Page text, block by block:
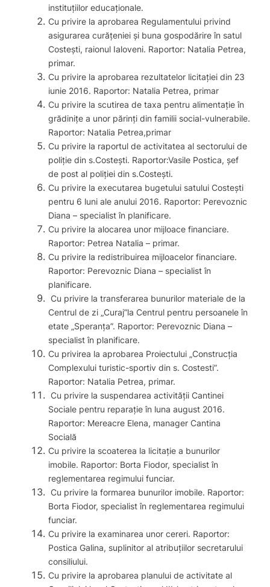
instituțiilor educaționale.
Cu privire la aprobarea Regulamentului privind
asigurarea curăţeniei şi buna gospodărire în satul
Costeşti, raionul Ialoveni. Raportor: Natalia Petrea,
primar.
Cu privire la aprobarea rezultatelor licitaţiei din 23
iunie 2016. Raportor: Natalia Petrea, primar
Cu privire la scutirea de taxa pentru alimentaţie în
grădiniţe a unor părinţi din familii social-vulnerabile.
Raportor: Natalia Petrea,primar
Cu privire la raportul de activitatea al sectorului de
poliţie din s.Costeşti. Raportor:Vasile Postica, şef
de post al poliţiei din s.Costeşti.
Cu privire la executarea bugetului satului Costeşti
pentru 6 luni ale anului 2016. Raportor: Perevoznic
Diana – specialist în planificare.
Cu privire la alocarea unor mijloace financiare.
Raportor: Petrea Natalia – primar.
Cu privire la redistribuirea mijloacelor financiare.
Raportor: Perevoznic Diana – specialist în
planificare.
Cu privire la transferarea bunurilor materiale de la
Centrul de zi „Curaj”la Centrul pentru persoanele în
etate „Speranţa”. Raportor: Perevoznic Diana –
specialist în planificare.
Cu privirea la aprobarea Proiectului „Construcţia
Complexului turistic-sportiv din s. Costesti”.
Raportor: Natalia Petrea, primar.
Cu privire la suspendarea activităţii Cantinei
Sociale pentru reparaţie în luna august 2016.
Raportor: Mereacre Elena, manager Cantina
Socială
Cu privire la scoaterea la licitaţie a bunurilor
imobile. Raportor: Borta Fiodor, specialist în
reglementarea regimului funciar.
Cu privire la formarea bunurilor imobile. Raportor:
Borta Fiodor, specialist în reglementarea regimului
funciar.
Cu privire la examinarea unor cereri. Raportor:
Postica Galina, suplinitor al atribuţiilor secretarului
consiliului.
Cu privire la aprobarea planului de activitate al